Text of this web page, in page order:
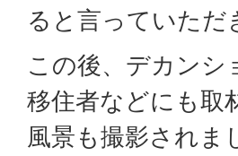
ると言っていただ
この後、デカンシ
移住者などにも取
風景も撮影されま